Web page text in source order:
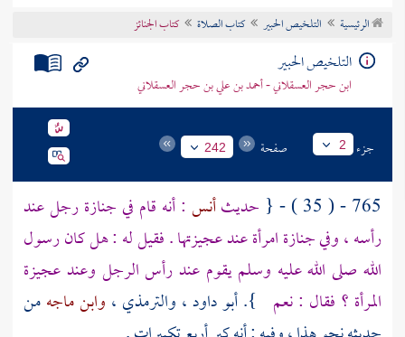
تراجم الأعلام
الرئيسية التلخيص الحبير كتاب الصلاة كتاب الجنائز
التلخيص الحبير
ابن حجر العسقلاني - أحمد بن علي بن حجر العسقلاني
جزء 2 صفحة 242
765 - ( 35 ) - { حديثأنس : أنه قام في جنازة رجل عند
رأسه ، وفي جنازة امرأة عند عجيزتها . فقيل له : هل كان رسول
الله صلى الله عليه وسلم يقوم عند رأس الرجل وعند عجيزة
المرأة ؟ فقال : نعم }.أبو داود، والترمذي ، وابن ماجهمن